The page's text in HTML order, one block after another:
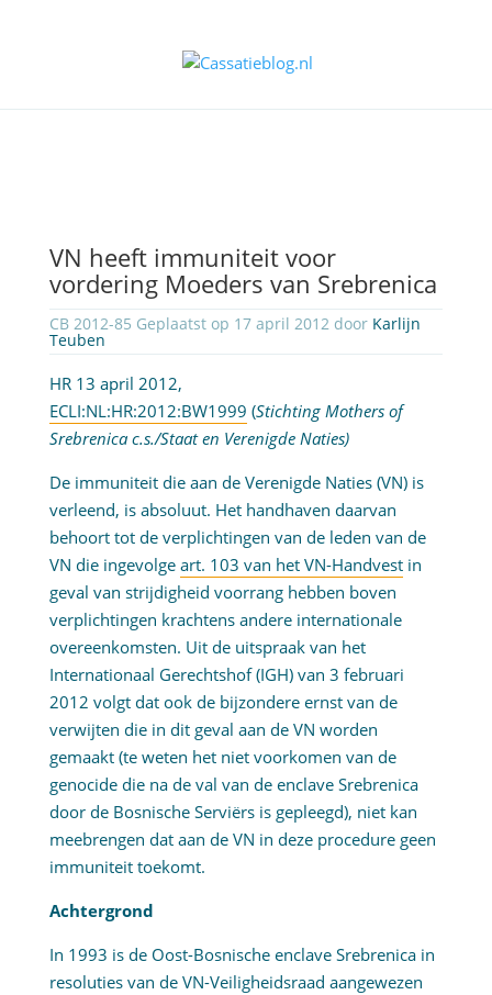
VN heeft immuniteit voor
vordering Moeders van Srebrenica
CB 2012-85 Geplaatst op 17 april 2012 door Karlijn
Teuben
HR 13 april 2012,
ECLI:NL:HR:2012:BW1999 (Stichting Mothers of
Srebrenica c.s./Staat en Verenigde Naties)
De immuniteit die aan de Verenigde Naties (VN) is
verleend, is absoluut. Het handhaven daarvan
behoort tot de verplichtingen van de leden van de
VN die ingevolge art. 103 van het VN-Handvestin
geval van strijdigheid voorrang hebben boven
verplichtingen krachtens andere internationale
overeenkomsten. Uit de uitspraak van het
Internationaal Gerechtshof (IGH) van 3 februari
2012 volgt dat ook de bijzondere ernst van de
verwijten die in dit geval aan de VN worden
gemaakt (te weten het niet voorkomen van de
genocide die na de val van de enclave Srebrenica
door de Bosnische Serviërs is gepleegd), niet kan
meebrengen dat aan de VN in deze procedure geen
immuniteit toekomt.
Achtergrond
In 1993 is de Oost-Bosnische enclave Srebrenica in
resoluties van de VN-Veiligheidsraad aangewezen